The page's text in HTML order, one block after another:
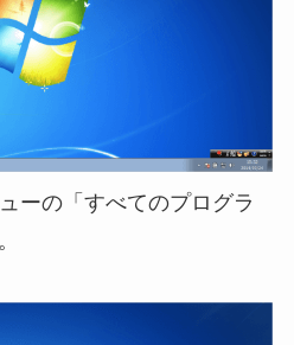
ーの「すべてのプログラ